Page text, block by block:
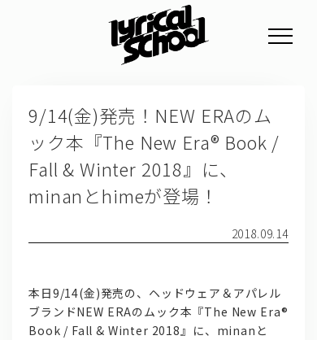
9/14(金)発売！NEW ERAのム
ック本『The New Era® Book /
Fall & Winter 2018』に、
minanとhimeが登場！
2018.09.14
本日9/14(金)発売の、ヘッドウェア＆アパレル
ブランドNEW ERAのムック本『The New Era®
Book / Fall & Winter 2018』に、minanと
PROFILE
SCHEDULE
DISCOGRAPHY
TICKET